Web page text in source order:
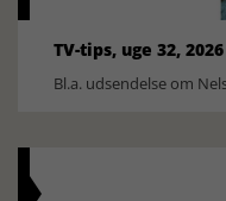
TV-tips, uge 32, 2026
Bl.a. udsendelse om